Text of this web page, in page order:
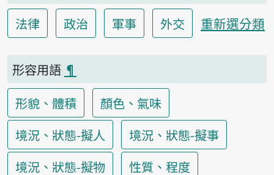
法律
政治 軍事 外交 重新選分類
形容用語 ¶
形貌、體積
顏色、氣味
境況、狀態-擬人
境況、狀態-擬事
境況、狀態-擬物
性質、程度